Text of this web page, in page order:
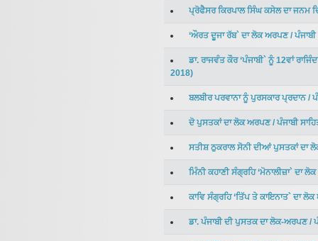
ਪ੍ਰੋਫੈਸਰ ਕਿਰਪਾਲ ਸਿੰਘ ਕਸੇਲ ਦਾ ਜਨਮ
‘ਔਰਤ ਦੂਜਾ ਰੱਬ` ਦਾ ਲੋਕ ਅਰਪਣ/
ਡਾ. ਰਾਜਵੰਤ ਕੌਰ ‘ਪੰਜਾਬੀ` ਨੂੰ 12ਵਾਂ
2018)
ਬਲਬੀਰ ਪਰਵਾਨਾ ਨੂੰ ਪੁਰਸਕਾਰ ਪ੍ਰਦਾਨ/
ਦੋ ਪੁਸਤਕਾਂ ਦਾ ਲੋਕ ਅਰਪਣ/ ਪੰਜਾਬੀ
ਸਤੀਸ਼ ਠੁਕਰਾਲ ਸੋਨੀ ਦੀਆਂ ਪੁਸਤਕਾਂ ਦਾ
ਮਿੰਨੀ ਕਹਾਣੀ ਸੰਗ੍ਰਹਿ ‘ਮੋਨਾਲੀਜ਼ਾ` ਦਾ
ਕਾਵਿ ਸੰਗ੍ਰਹਿ ‘ਤਿੱਪ ਤੇ ਕਾਇਨਾਤ` ਦਾ
ਡਾ. ਪੰਜਾਬੀ ਦੀ ਪੁਸਤਕ ਦਾ ਲੋਕ-ਅਰਪਣ/